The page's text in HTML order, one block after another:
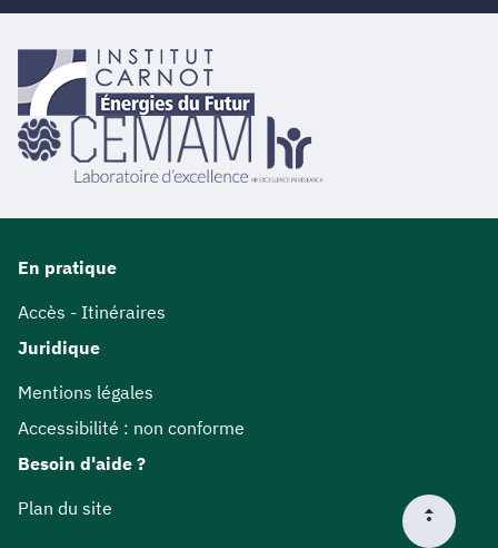
En pratique
Accès - Itinéraires
Juridique
Mentions légales
Accessibilité : non conforme
Besoin d'aide ?
Plan du site